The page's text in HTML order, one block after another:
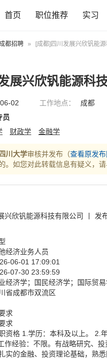
首页 职位推荐 实习
都招聘 » [成都]四川发展兴欣钒能
展兴欣钒能源科
02 工作地点： 成都
员
财政学 金融学
四川大学审核并发布（查看原发
。如您对此转载信息有疑义，
兴欣钒能源科技有限公司
发
经济业务人员
06-01 17:09:01
07-30 23:59:59
经济学；国民经济学；国际贸
省成都市双流区
求
求
资格 1.学历：本科及以上。 2.
作经验：不限。有战略研究、
实的金融、投资理论基础，熟